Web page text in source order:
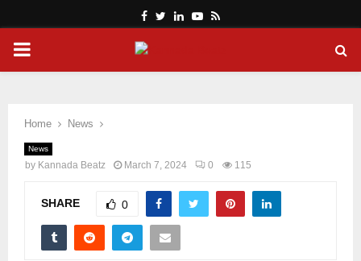
Facebook
Twitter
LinkedinYoutube
Rss
PRIMARY
Home News
News
by Kannada Beatz March 7, 2024 0 115
SHARE 0